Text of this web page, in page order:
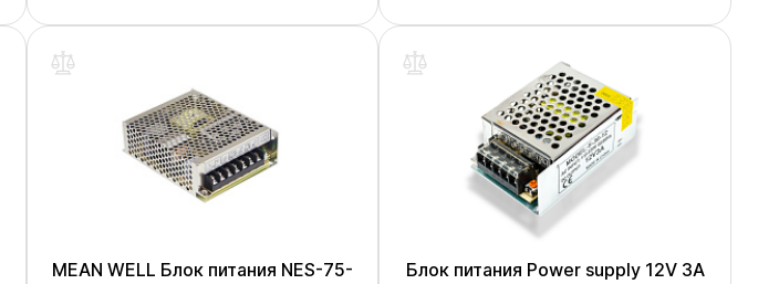
MEAN WELL Блок питания NES-75-
Блок питания Power supply 12V 3A